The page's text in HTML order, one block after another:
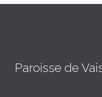
Paroisse de